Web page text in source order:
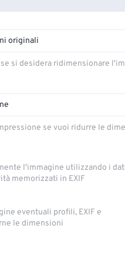
originali
si desidera ridimensionare
se vuoi ridurre le
l'immagine utilizzando i
memorizzati in EXIF
eventuali profili, EXIF ​​e
le dimensioni